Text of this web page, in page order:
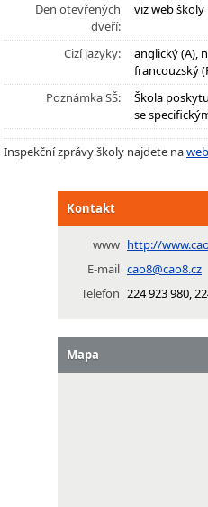
Den otevřených
dveří:
viz web školy
Cizí jazyky:
anglický (A),
francouzský
Poznámka SŠ:
Škola
se
Inspekční zprávy školy najdete na
Kontakt
www http://
E-mail cao8@cao8.cz
Telefon 224 923 980,
Mapa